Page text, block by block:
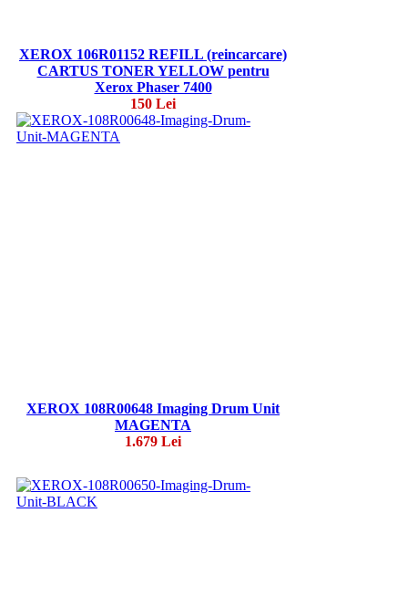
XEROX 106R01152 REFILL (reincarcare)
CARTUS TONER YELLOW pentru
Xerox Phaser 7400
150 Lei
XEROX 108R00648 Imaging Drum Unit
MAGENTA
1.679 Lei